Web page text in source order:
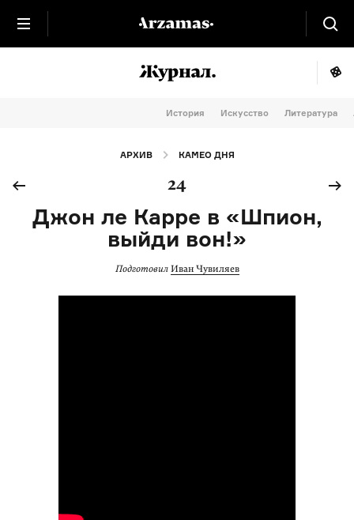
История Искусство Литература
АРХИВ КАМЕО ДНЯ
24
Джон ле Карре в «Шпион,
выйди вон!»
Подготовил Иван Чувиляев